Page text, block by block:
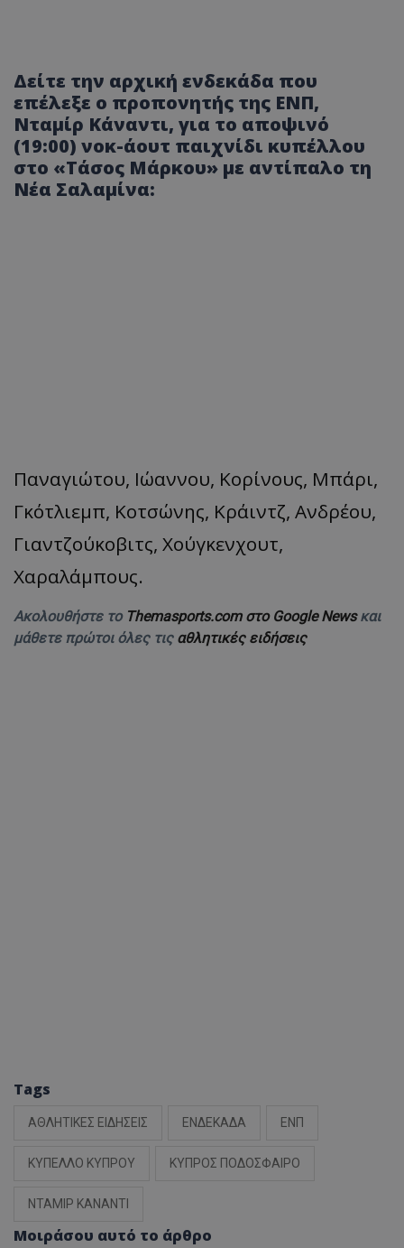
Δείτε την αρχική ενδεκάδα που
επέλεξε ο προπονητής της ΕΝΠ,
Νταμίρ Κάναντι, για το αποψινό
(19:00) νοκ-άουτ παιχνίδι κυπέλλου
στο «Τάσος Μάρκου» με αντίπαλο τη
Νέα Σαλαμίνα:
Παναγιώτου, Ιώαννου, Κορίνους, Μπάρι,
Γκότλιεμπ, Κοτσώνης, Κράιντζ, Ανδρέου,
Γιαντζούκοβιτς, Χούγκενχουτ,
Χαραλάμπους.
Ακολουθήστε το Themasports.com στο Google Newsκαι
μάθετε πρώτοι όλες τις αθλητικές ειδήσεις
Tags
ΑΘΛΗΤΙΚΕΣ ΕΙΔΗΣΕΙΣ ΕΝΔΕΚΑΔΑ ΕΝΠ
ΚΥΠΕΛΛΟ ΚΥΠΡΟΥ ΚΥΠΡΟΣ ΠΟΔΟΣΦΑΙΡΟ
ΝΤΑΜΙΡ ΚΑΝΑΝΤΙ
Μοιράσου αυτό το άρθρο